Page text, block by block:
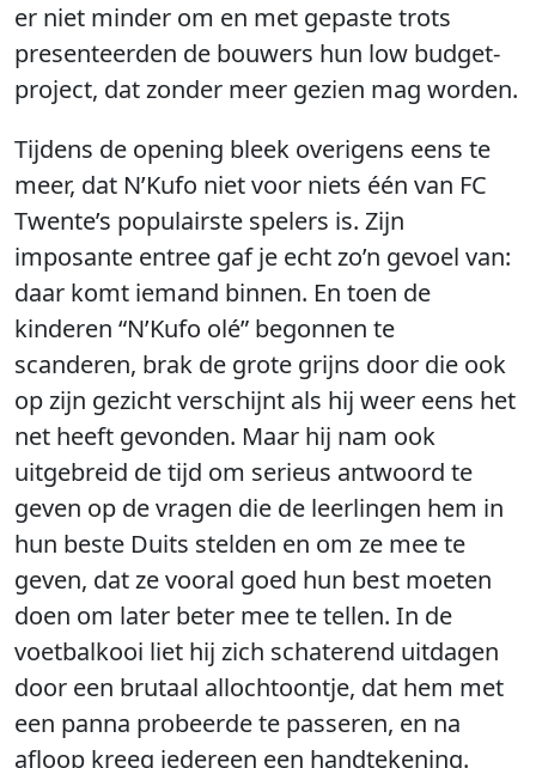
er niet minder om en met gepaste trots
presenteerden de bouwers hun low budget-
project, dat zonder meer gezien mag worden.
Tijdens de opening bleek overigens eens te
meer, dat N’Kufo niet voor niets één van FC
Twente’s populairste spelers is. Zijn
imposante entree gaf je echt zo’n gevoel van:
daar komt iemand binnen. En toen de
kinderen “N’Kufo olé” begonnen te
scanderen, brak de grote grijns door die ook
op zijn gezicht verschijnt als hij weer eens het
net heeft gevonden. Maar hij nam ook
uitgebreid de tijd om serieus antwoord te
geven op de vragen die de leerlingen hem in
hun beste Duits stelden en om ze mee te
geven, dat ze vooral goed hun best moeten
doen om later beter mee te tellen. In de
voetbalkooi liet hij zich schaterend uitdagen
door een brutaal allochtoontje, dat hem met
een panna probeerde te passeren, en na
afloop kreeg iedereen een handtekening.